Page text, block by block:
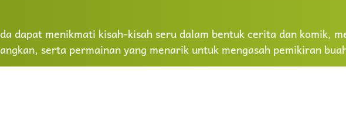
dapat menikmati kisah-kisah seru dalam bentuk cerita dan komik,
serta permainan yang menarik untuk mengasah pemikiran